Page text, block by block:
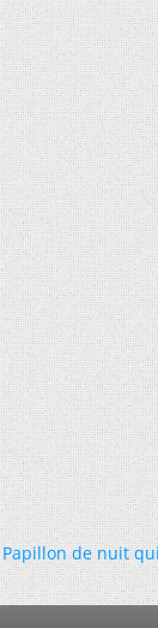
Papillon de nuit